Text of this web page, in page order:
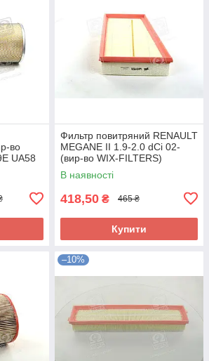
во
UA58
Фильтр повитряний RENAULT
MEGANE II 1.9-2.0 dCi 02-
(вир-во WIX-FILTERS)
WA9458 UA58
В наявності
418,50 ₴ 465 ₴
Купити
–10%